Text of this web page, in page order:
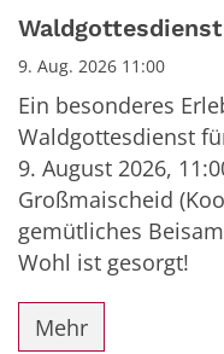
Datum: 9. August
9. Aug. 2026 11:00
Ein besonderes
Waldgottesdienst
9. August 2026,
Großmaischeid
gemütliches
Wohl ist gesorgt!
Mehr